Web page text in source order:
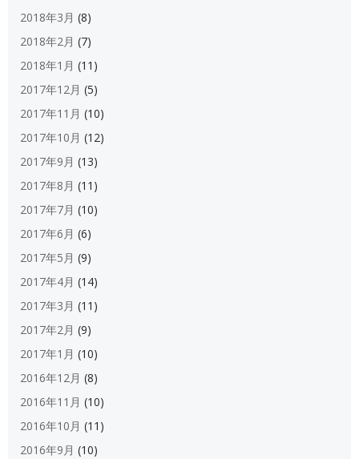
2018年3月 (8)
2018年2月 (7)
2018年1月 (11)
2017年12月 (5)
2017年11月 (10)
2017年10月 (12)
2017年9月 (13)
2017年8月 (11)
2017年7月 (10)
2017年6月 (6)
2017年5月 (9)
2017年4月 (14)
2017年3月 (11)
2017年2月 (9)
2017年1月 (10)
2016年12月 (8)
2016年11月 (10)
2016年10月 (11)
2016年9月 (10)